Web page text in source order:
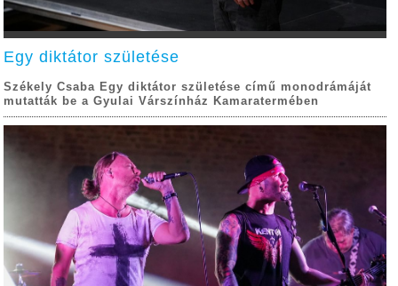
Egy diktátor születése
Székely Csaba Egy diktátor születése című monodrámáját
mutatták be a Gyulai Várszínház Kamaratermében